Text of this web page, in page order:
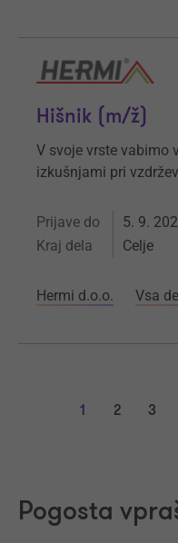
Hišnik (m/ž)
V svoje vrste vabimo
izkušnjami pri
Prijave do 5. 9.
Kraj dela Celje
Hermi d.o.o. Vsa
1 2 3
Pogosta